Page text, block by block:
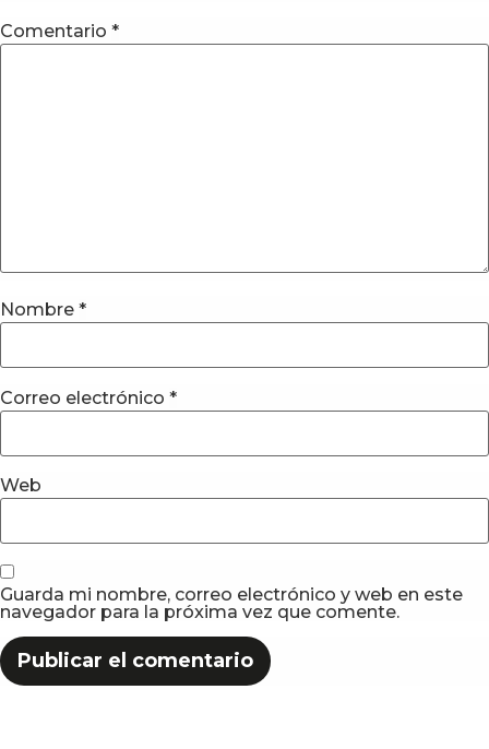
Comentario *
Nombre *
Correo electrónico *
Web
Guarda mi nombre, correo electrónico y web en este
navegador para la próxima vez que comente.